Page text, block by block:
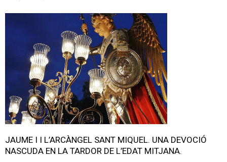
JAUME I I L’ARCÀNGEL SANT MIQUEL. UNA DEVOCIÓ
NASCUDA EN LA TARDOR DE L’EDAT MITJANA.